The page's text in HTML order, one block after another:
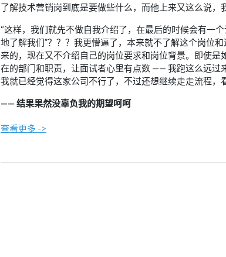
了解技术营销岗到底是要做些什么，而他上来又这么说，
“这样，我们就先不做自我介绍了，在最后的时候会有一
地了解我们”？？？我更懵逼了，本来就不了解这个岗位
来的，现在又不介绍自己的岗位要求和岗位背景。即使
在的部门和职责，让面试者心里有点数 —— 我跑这么远过
我就已经觉得这家公司不行了，不过还想继续走走流程，
—— 结果果然没辜负我的期望呵呵
查看更多 ->